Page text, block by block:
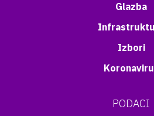
Glazba
Izbori
PODACI